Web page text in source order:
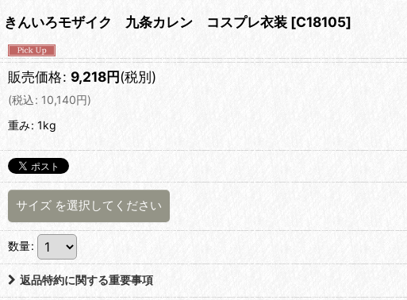
きんいろモザイク 九条カレン コスプレ衣装 [C18105]
販売価格: 9,218円(税別)
(税込: 10,140円)
重み: 1kg
サイズ を選択してください
数量:
返品特約に関する重要事項